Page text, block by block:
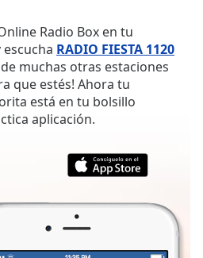
Radio Box en tu
RADIO FIESTA 1120
muchas otras estaciones
que estés! Ahora tu
está en tu bolsillo
aplicación.